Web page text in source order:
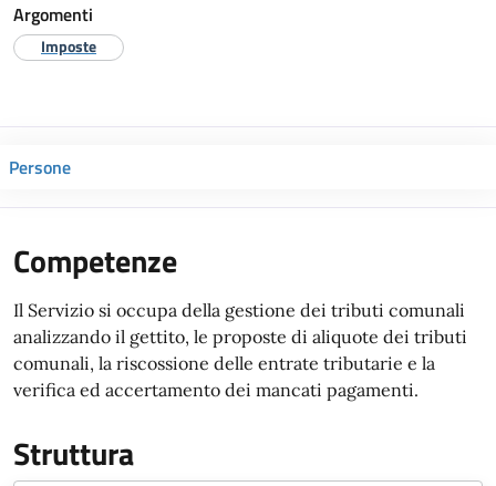
Argomenti
Imposte
Persone
Competenze
Il Servizio si occupa della gestione dei tributi comunali
analizzando il gettito, le proposte di aliquote dei tributi
comunali, la riscossione delle entrate tributarie e la
verifica ed accertamento dei mancati pagamenti.
Struttura